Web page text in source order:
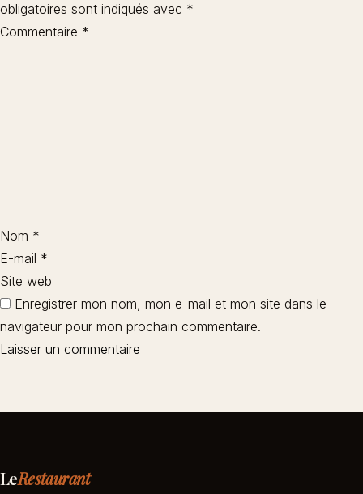
obligatoires sont indiqués avec *
Commentaire *
Nom *
E-mail *
Site web
Enregistrer mon nom, mon e-mail et mon site dans le
navigateur pour mon prochain commentaire.
LeRestaurant